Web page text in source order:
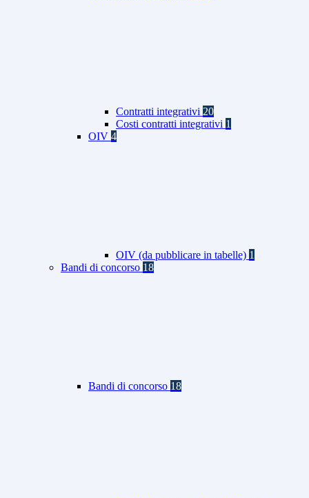
Contratti integrativi 20
Costi contratti integrativi 1
OIV 4
OIV (da pubblicare in tabelle) 1
Bandi di concorso 18
Bandi di concorso 18